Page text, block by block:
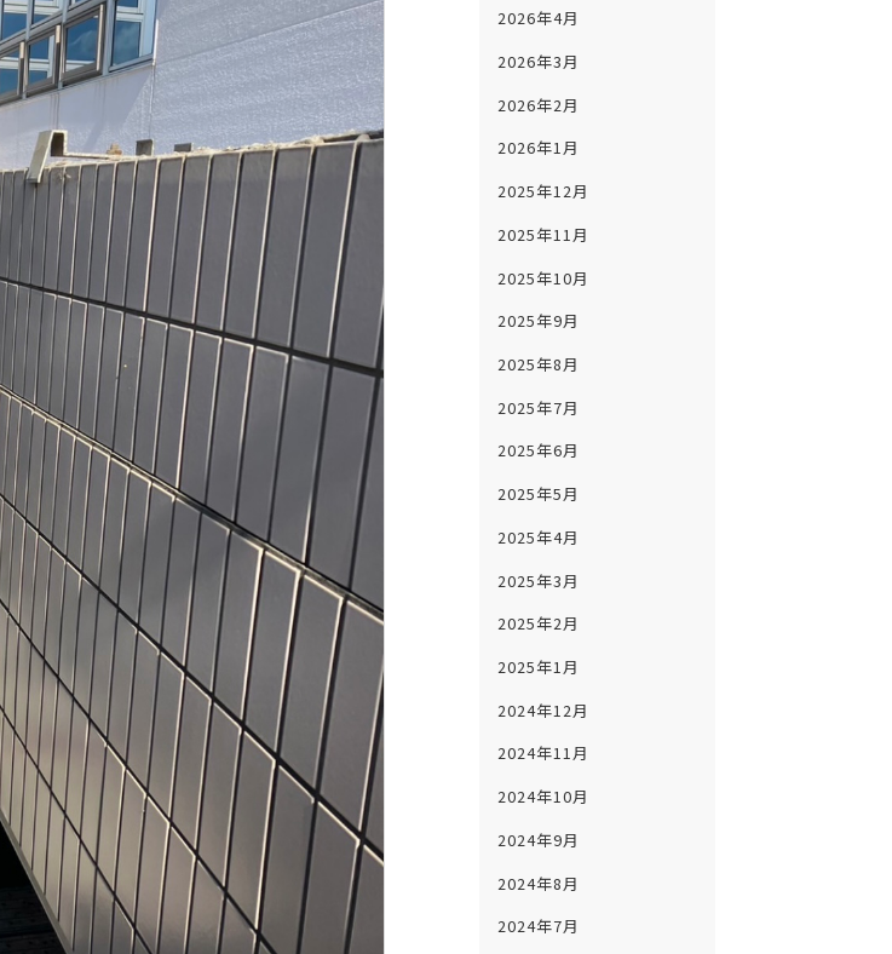
2026年4月
2026年3月
2026年2月
2026年1月
2025年12月
2025年11月
2025年10月
2025年9月
2025年8月
2025年7月
2025年6月
2025年5月
2025年4月
2025年3月
2025年2月
2025年1月
2024年12月
2024年11月
2024年10月
2024年9月
2024年8月
2024年7月